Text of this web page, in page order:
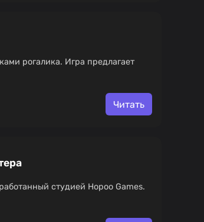
рогалика. Игра предлагает
Читать
студией Hopoo Games.